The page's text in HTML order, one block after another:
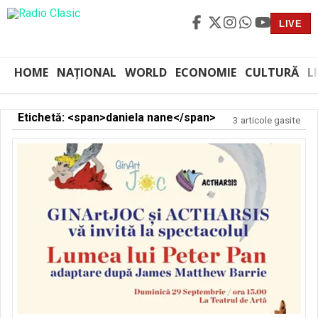
LIVE
HOME NAȚIONAL WORLD ECONOMIE CULTURĂ
Etichetă: <span>daniela nane</span> 3 articole gasite